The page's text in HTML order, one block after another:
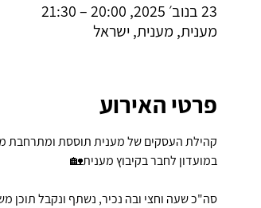
23 בנוב׳ 2025, 20:00 – 21:30
מענית, מענית, ישראל
פרטי האירוע
קהילת העסקים של מענית תוססת ומתרחבת מיום ליום ביום
במועדון לחבר בקיבוץ מענית🏡
סה"כ שעה וחצי ובה נכיר, נשתף ונקבל תוכן